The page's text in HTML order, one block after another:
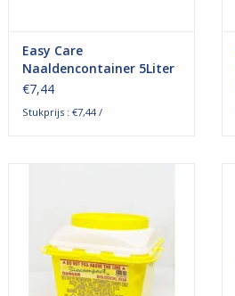
Easy Care
Naaldencontainer 5Liter
€7,44
Stukprijs : €7,44 /
naalden, spuiten, etc.
TOEVOEGEN AAN WINKELWAGEN